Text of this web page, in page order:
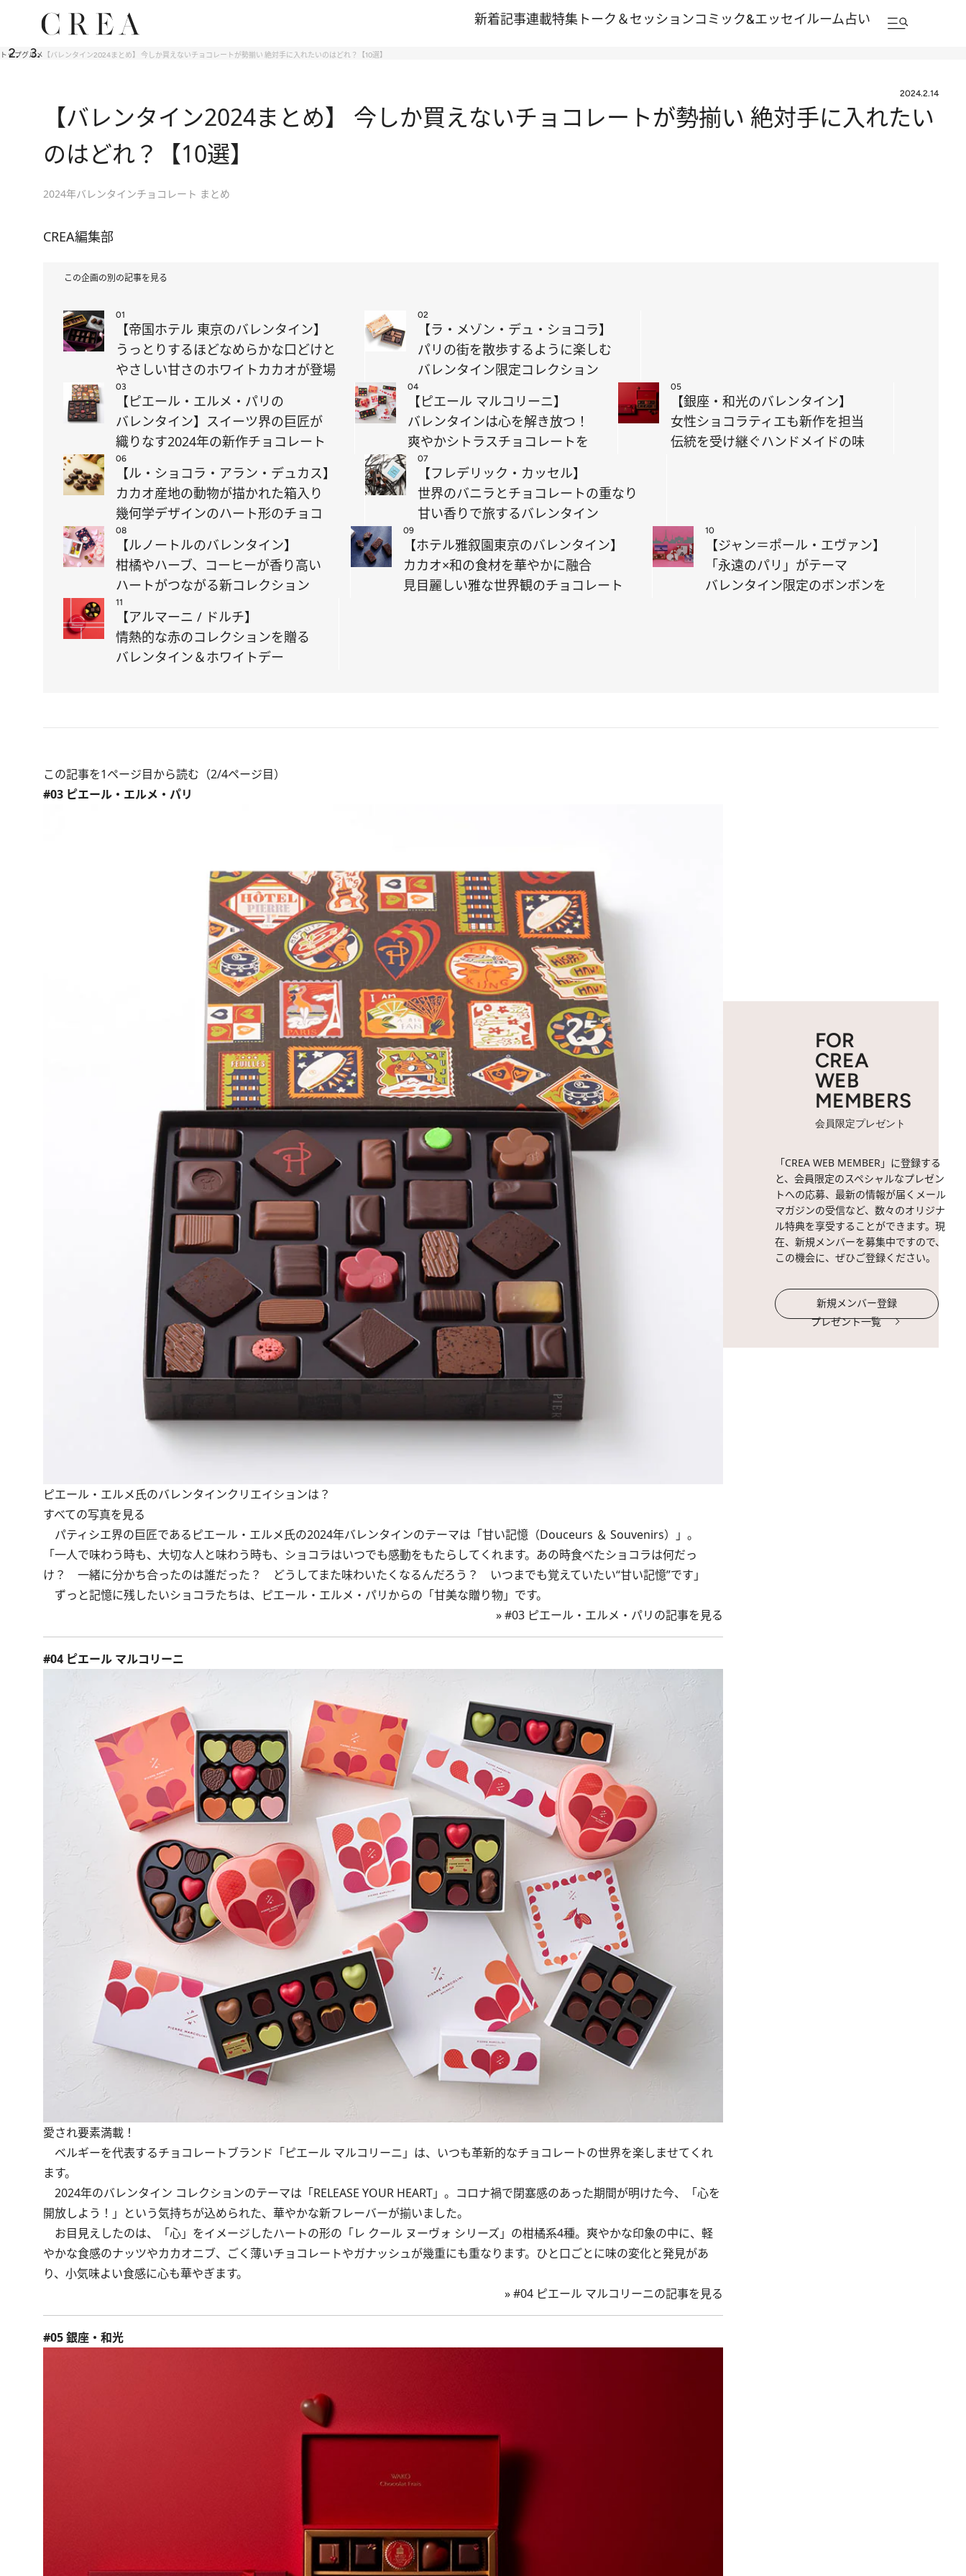
新着記事連載特集 トーク＆セッションコミック&エッセイルーム占い
トップグルメ 【バレンタイン2024まとめ】 今しか買えないチョコレートが勢揃い 絶対手に入れたいのはどれ？【10選】
2024.2.14
【バレンタイン2024まとめ】 今しか買えないチョコレートが勢揃い 絶対手に入れたい
のはどれ？【10選】
2024年バレンタインチョコレート まとめ
CREA編集部
この企画の別の記事を見る
01
【帝国ホテル 東京のバレンタイン】
うっとりするほどなめらかな口どけと
やさしい甘さのホワイトカカオが登場
02
【ラ・メゾン・デュ・ショコラ】
パリの街を散歩するように楽しむ
バレンタイン限定コレクション
03
【ピエール・エルメ・パリの
バレンタイン】スイーツ界の巨匠が
織りなす2024年の新作チョコレート
04
【ピエール マルコリーニ】
バレンタインは心を解き放つ！
爽やかシトラスチョコレートを
05
【銀座・和光のバレンタイン】
女性ショコラティエも新作を担当
伝統を受け継ぐハンドメイドの味
06
【ル・ショコラ・アラン・デュカス】
カカオ産地の動物が描かれた箱入り
幾何学デザインのハート形のチョコ
07
【フレデリック・カッセル】
世界のバニラとチョコレートの重なり
甘い香りで旅するバレンタイン
08
【ルノートルのバレンタイン】
柑橘やハーブ、コーヒーが香り高い
ハートがつながる新コレクション
09
【ホテル雅叙園東京のバレンタイン】
カカオ×和の食材を華やかに融合
見目麗しい雅な世界観のチョコレート
10
【ジャン＝ポール・エヴァン】
「永遠のパリ」がテーマ
バレンタイン限定のボンボンを
11
【アルマーニ / ドルチ】
情熱的な赤のコレクションを贈る
バレンタイン＆ホワイトデー
この記事を1ページ目から読む（2/4ページ目）
#03 ピエール・エルメ・パリ
ピエール・エルメ氏のバレンタインクリエイションは？
すべての写真を見る
パティシエ界の巨匠であるピエール・エルメ氏の2024年バレンタインのテーマは「甘い記憶（Douceurs ＆ Souvenirs）」。
「一人で味わう時も、大切な人と味わう時も、ショコラはいつでも感動をもたらしてくれます。あの時食べたショコラは何だっ
け？ 一緒に分かち合ったのは誰だった？ どうしてまた味わいたくなるんだろう？ いつまでも覚えていたい“甘い記憶”です」
ずっと記憶に残したいショコラたちは、ピエール・エルメ・パリからの「甘美な贈り物」です。
»#03 ピエール・エルメ・パリの記事を見る
#04 ピエール マルコリーニ
愛され要素満載！
ベルギーを代表するチョコレートブランド「ピエール マルコリーニ」は、いつも革新的なチョコレートの世界を楽しませてくれ
ます。
2024年のバレンタイン コレクションのテーマは「RELEASE YOUR HEART」。コロナ禍で閉塞感のあった期間が明けた今、「心を
開放しよう！」という気持ちが込められた、華やかな新フレーバーが揃いました。
お目見えしたのは、「心」をイメージしたハートの形の「レ クール ヌーヴォ シリーズ」の柑橘系4種。爽やかな印象の中に、軽
やかな食感のナッツやカカオニブ、ごく薄いチョコレートやガナッシュが幾重にも重なります。ひと口ごとに味の変化と発見があ
り、小気味よい食感に心も華やぎます。
»#04 ピエール マルコリーニの記事を見る
#05 銀座・和光
FOR
CREA
WEB
MEMBERS
会員限定プレゼント
「CREA WEB MEMBER」に登録する
と、会員限定のスペシャルなプレゼン
トへの応募、最新の情報が届くメール
マガジンの受信など、数々のオリジナ
ル特典を享受することができます。現
在、新規メンバーを募集中ですので、
この機会に、ぜひご登録ください。
新規メンバー登録
プレゼント一覧